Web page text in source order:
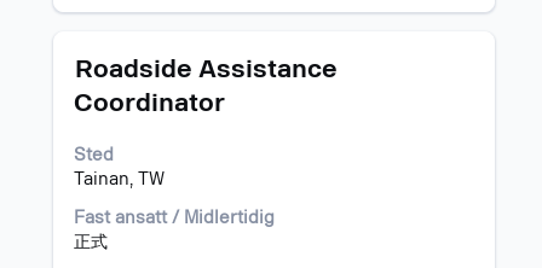
jobbinformasjonen.
Tittel
Roadside Assistance
Coordinator
Sted
Tainan, TW
Fast ansatt / Midlertidig
正式
Velg
mellomromstasten
å
vise
det
fullstendige
innholdet